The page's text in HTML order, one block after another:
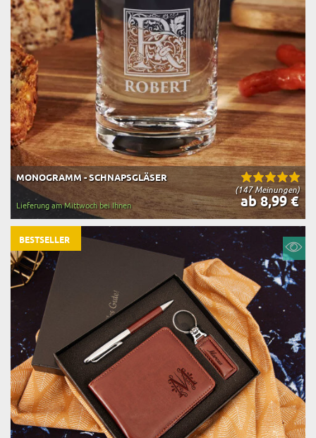
(147 Meinungen)
MONOGRAMM - SCHNAPSGLÄSER
ab 8,99 €
Lieferung am Mittwoch bei Ihnen
BESTSELLER